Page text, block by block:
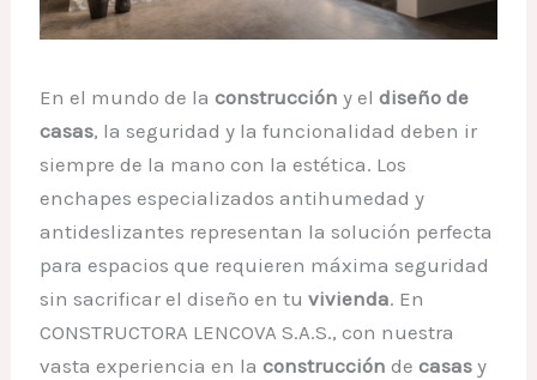
En el mundo de laconstrucción y eldiseño de
casas, la seguridad y la funcionalidad deben ir
siempre de la mano con la estética. Los
enchapes especializados antihumedad y
antideslizantes representan la solución perfecta
para espacios que requieren máxima seguridad
sin sacrificar el diseño en tuvivienda. En
CONSTRUCTORA LENCOVA S.A.S., con nuestra
vasta experiencia en laconstrucción decasas y